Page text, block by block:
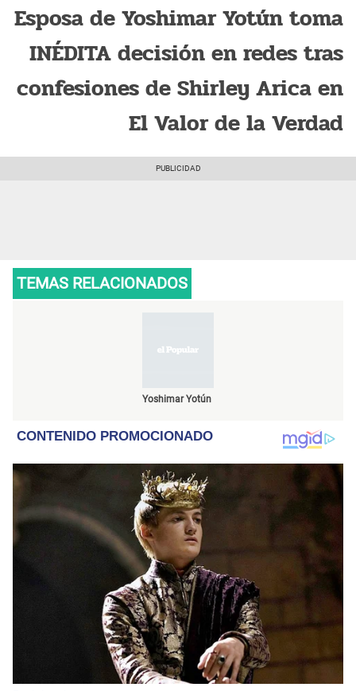
Esposa de Yoshimar Yotún toma
INÉDITA decisión en redes tras
confesiones de Shirley Arica en
El Valor de la Verdad
TEMAS RELACIONADOS
Yoshimar Yotún